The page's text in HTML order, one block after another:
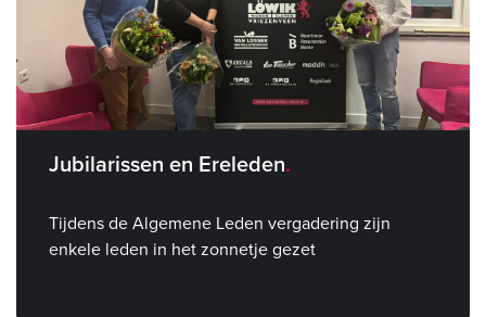
Jubilarissen en Ereleden
Tijdens de Algemene Leden vergadering zijn
enkele leden in het zonnetje gezet